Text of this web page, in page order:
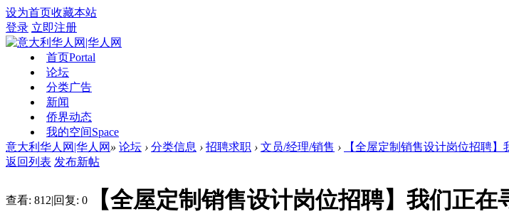
设为首页收藏本站
登录 立即注册
首页Portal
论坛
分类广告
新闻
侨界动态
我的空间Space
意大利华人网|华人网 » 论坛 › 分类信息 › 招聘求职 › 文员/经理/销售 ›
【全屋定制销售设计岗位招聘
返回列表 发布新帖
查看: 812|回复: 0 【全屋定制销售设计岗位招聘】我们正